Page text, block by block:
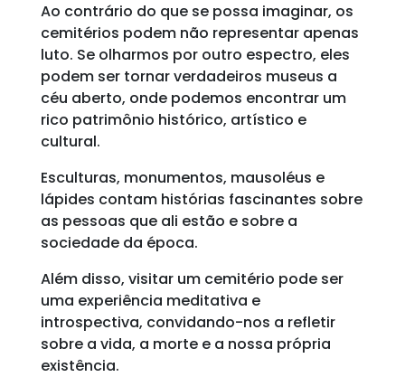
Ao contrário do que se possa imaginar, os
cemitérios podem não representar apenas
luto. Se olharmos por outro espectro, eles
podem ser tornar verdadeiros museus a
céu aberto, onde podemos encontrar um
rico patrimônio histórico, artístico e
cultural.
Esculturas, monumentos, mausoléus e
lápides contam histórias fascinantes sobre
as pessoas que ali estão e sobre a
sociedade da época.
Além disso, visitar um cemitério pode ser
uma experiência meditativa e
introspectiva, convidando-nos a refletir
sobre a vida, a morte e a nossa própria
existência.